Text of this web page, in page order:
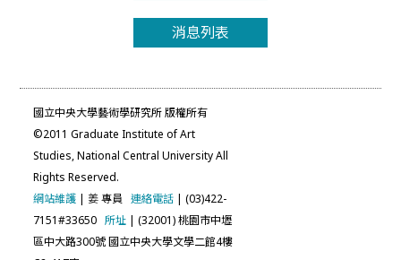
消息列表
國立中央大學藝術學研究所 版權所有
©2011 Graduate Institute of Art
Studies, National Central University All
Rights Reserved.
網站維護 | 姜專員連絡電話 | (03)422-
7151#33650所址 | (32001) 桃園市中壢
區中大路300號 國立中央大學文學二館4樓